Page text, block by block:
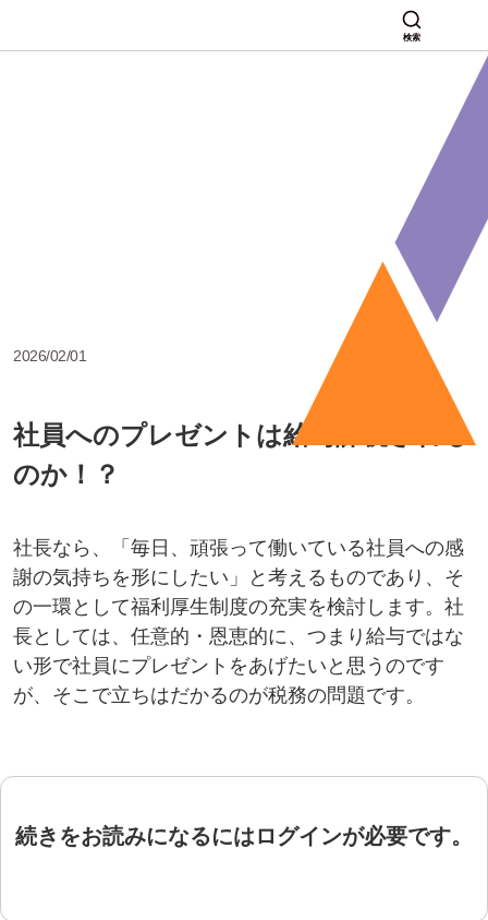
検索
2026/02/01
社員へのプレゼントは給与課税される
のか！？
社長なら、「毎日、頑張って働いている社員への感
謝の気持ちを形にしたい」と考えるものであり、そ
の一環として福利厚生制度の充実を検討します。社
長としては、任意的・恩恵的に、つまり給与ではな
い形で社員にプレゼントをあげたいと思うのです
が、そこで立ちはだかるのが税務の問題です。
続きをお読みになるにはログインが必要です。